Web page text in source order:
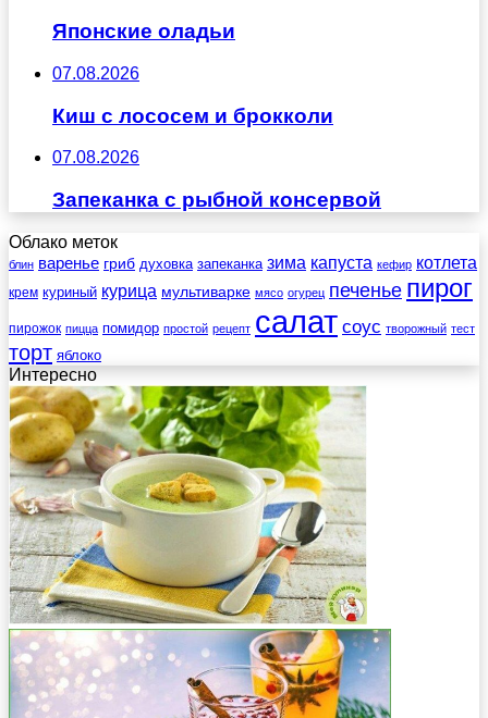
Японские оладьи
07.08.2026
Киш с лососем и брокколи
07.08.2026
Запеканка с рыбной консервой
Облако меток
блин варенье гриб духовка запеканка зима капуста кефир котлета
крем куриный курица мультиварке мясо огурец печенье пирог
пирожок пицца помидор простой рецепт салат соус творожный тест
торт яблоко
Интересно